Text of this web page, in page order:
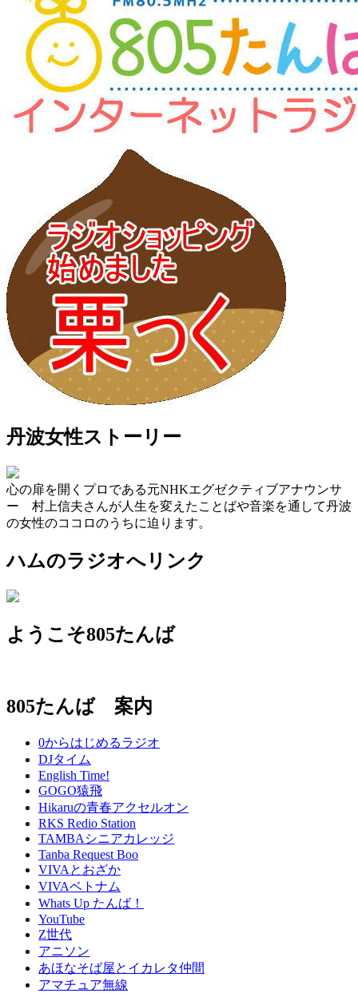
丹波女性ストーリー
心の扉を開くプロである元NHKエグゼクティブアナウンサ
ー 村上信夫さんが人生を変えたことばや音楽を通して丹波
の女性のココロのうちに迫ります。
ハムのラジオへリンク
ようこそ805たんば
805たんば 案内
0からはじめるラジオ
DJタイム
English Time!
GOGO猿飛
Hikaruの青春アクセルオン
RKS Redio Station
TAMBAシニアカレッジ
Tanba Request Boo
VIVAとおざか
VIVAベトナム
Whats Up たんば！
YouTube
Z世代
アニソン
あほなそば屋とイカレタ仲間
アマチュア無線